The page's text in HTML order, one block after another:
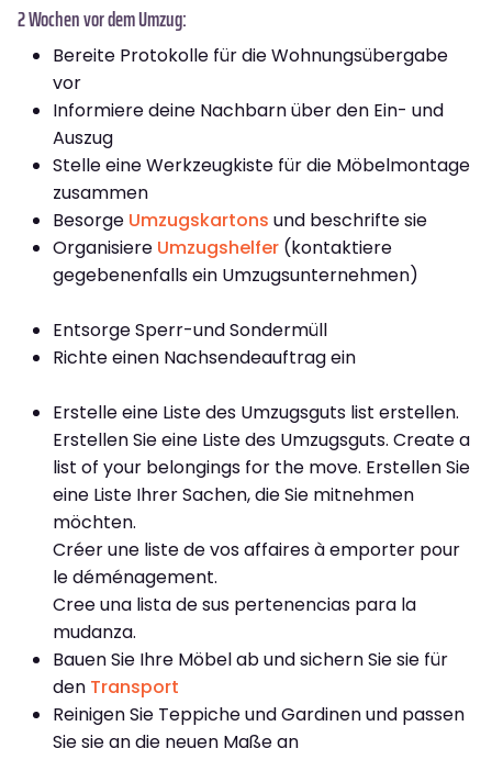
2 Wochen vor dem Umzug:
Bereite Protokolle für die Wohnungsübergabe
vor
Informiere deine Nachbarn über den Ein- und
Auszug
Stelle eine Werkzeugkiste für die Möbelmontage
zusammen
Besorge Umzugskartons und beschrifte sie
Organisiere Umzugshelfer (kontaktiere
gegebenenfalls ein Umzugsunternehmen)
Entsorge Sperr-und Sondermüll
Richte einen Nachsendeauftrag ein
Erstelle eine Liste des Umzugsguts list erstellen.
Erstellen Sie eine Liste des Umzugsguts. Create a
list of your belongings for the move. Erstellen Sie
eine Liste Ihrer Sachen, die Sie mitnehmen
möchten.
Créer une liste de vos affaires à emporter pour
le déménagement.
Cree una lista de sus pertenencias para la
mudanza.
Bauen Sie Ihre Möbel ab und sichern Sie sie für
den Transport
Reinigen Sie Teppiche und Gardinen und passen
Sie sie an die neuen Maße an